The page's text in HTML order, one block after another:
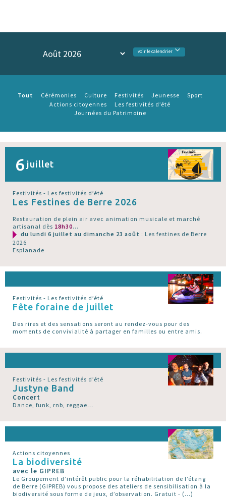
voir le calendrier
Tout Cérémonies Culture Festivités Jeunesse
Sport
Actions citoyennes
Les festivités d’été
Journées du Patrimoine
6 juillet
Festivités - Les festivités d’été
Les Festines de Berre 2026
Restauration de plein air avec animation musicale et marché
artisanal dès 18h30...
du lundi 6 juillet au dimanche 23 août : Les festines de Berre
2026
Esplanade
Festivités - Les festivités d’été
Fête foraine de juillet
Des rires et des sensations seront au rendez-vous pour des
moments de convivialité à partager en familles ou entre amis.
Festivités - Les festivités d’été
Justyne Band
Concert
Dance, funk, rnb, reggae...
Actions citoyennes
La biodiversité
avec le GIPREB
Le Groupement d’intérêt public pour la réhabilitation de l’étang
de Berre (GIPREB) vous propose des ateliers de sensibilisation à la
biodiversité sous forme de jeux, d’observation. Gratuit - (…)